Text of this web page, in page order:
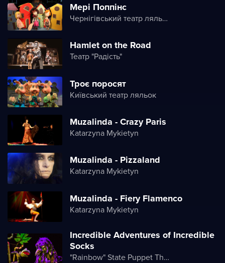
Мері Поппінс
Чернігівський театр ляльок імені О. Довженка
Hamlet on the Road
Театр "Радість"
Троє поросят
Київський театр ляльок
Muzalinda - Crazy Paris
Katarzyna Mykietyn
Muzalinda - Pizzaland
Katarzyna Mykietyn
Muzalinda - Fiery Flamenco
Katarzyna Mykietyn
Incredible Adventures of Incredible
Socks
"Rainbow" State Puppet Theater